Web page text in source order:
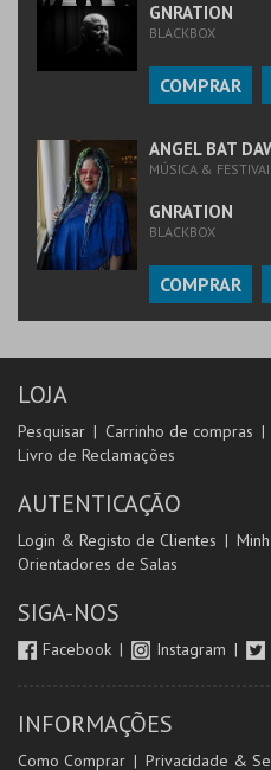
GNRATION
BLACKBOX
COMPRAR
ANGEL BAT
MÚSICA &
GNRATION
BLACKBOX
COMPRAR
LOJA
Pesquisar Carrinho de compras
Livro de Reclamações
AUTENTICAÇÃO
Login & Registo de Clientes
Orientadores de Salas
SIGA-NOS
Facebook Instagram
INFORMAÇÕES
Como Comprar Privacidade &